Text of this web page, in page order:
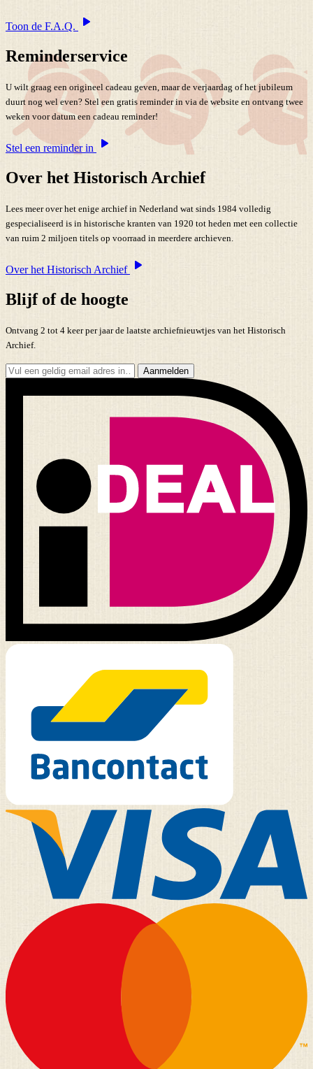
Toon de F.A.Q.
Reminderservice
U wilt graag een origineel cadeau geven, maar de verjaardag of het jubileum
duurt nog wel even? Stel een gratis reminder in via de website en ontvang twee
weken voor datum een cadeau reminder!
Stel een reminder in
Over het Historisch Archief
Lees meer over het enige archief in Nederland wat sinds 1984 volledig
gespecialiseerd is in historische kranten van 1920 tot heden met een collectie
van ruim 2 miljoen titels op voorraad in meerdere archieven.
Over het Historisch Archief
Blijf of de hoogte
Ontvang 2 tot 4 keer per jaar de laatste archiefnieuwtjes van het Historisch
Archief.
Aanmelden